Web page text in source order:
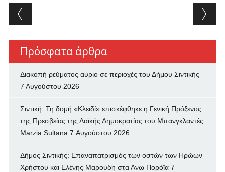
Post navigation
Πρόσφατα άρθρα
Διακοπή ρεύματος αύριο σε περιοχές του Δήμου Σιντικής
7 Αυγούστου 2026
Σιντική: Τη δομή «Κλειδί» επισκέφθηκε η Γενική Πρόξενος
της Πρεσβείας της Λαϊκής Δημοκρατίας του Μπανγκλαντές
Marzia Sultana 7 Αυγούστου 2026
Δήμος Σιντικής: Επαναπατρισμός των oστών των Ηρώων
Χρήστου και Ελένης Μαρούδη στα Ανω Πορόϊα 7